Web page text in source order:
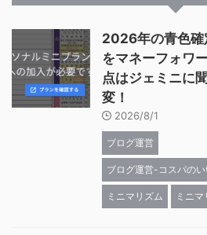
2026年の青色確
をマネーフォワ
点はジェミニに
変！
2026/8/1
ブログ運営
ブログ運営-コスパの
ミニマリズム ミニ